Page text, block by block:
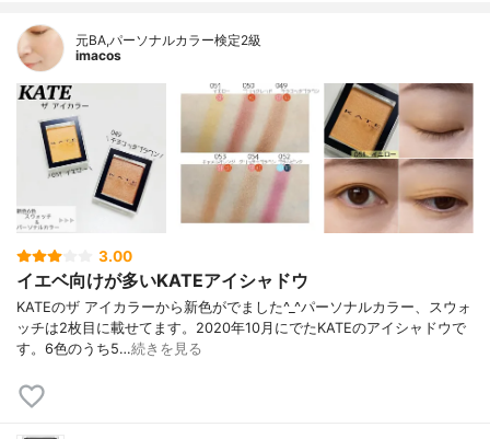
元BA,パーソナルカラー検定2級
imacos
3.00
イエベ向けが多いKATEアイシャドウ
KATEのザ アイカラーから新色がでました^_^パーソナルカラー、スウォ
ッチは2枚目に載せてます。2020年10月にでたKATEのアイシャドウで
す。6色のうち5…続きを見る